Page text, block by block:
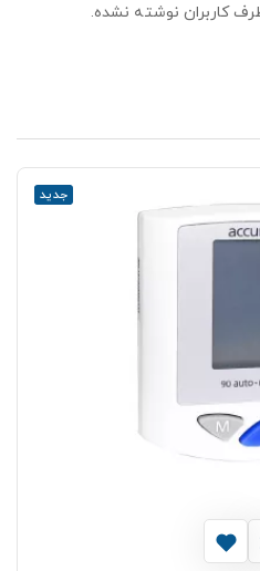
کاربران نوشته نشده.
جدید